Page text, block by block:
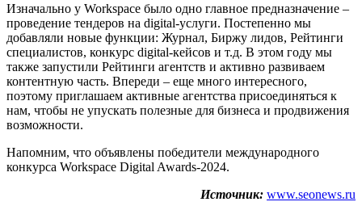
Изначально у Workspace было одно главное предназначение –
проведение тендеров на digital-услуги. Постепенно мы
добавляли новые функции: Журнал, Биржу лидов, Рейтинги
специалистов, конкурс digital-кейсов и т.д. В этом году мы
также запустили Рейтинги агентств и активно развиваем
контентную часть. Впереди – еще много интересного,
поэтому приглашаем активные агентства присоединяться к
нам, чтобы не упускать полезные для бизнеса и продвижения
возможности.
Напомним, что объявлены победители международного
конкурса Workspace Digital Awards-2024.
Источник: www.seonews.ru